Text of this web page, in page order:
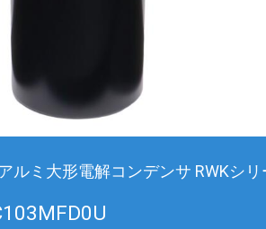
ルミ大形電解コンデンサ RWKシリ